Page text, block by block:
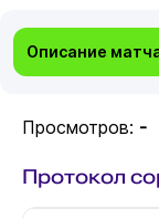
Описание
Просмотров: -
Протокол